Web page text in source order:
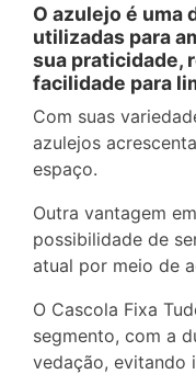
O azulejo é uma
utilizadas para
sua praticidade,
facilidade para
Com suas
azulejos
espaço.
Outra vantagem
possibilidade de
atual por meio de
O Cascola Fixa
segmento, com a
vedação, evitando